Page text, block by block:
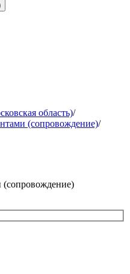
область)/
(сопровождение)/
(сопровождение)